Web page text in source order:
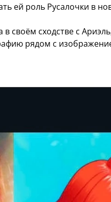
ей роль Русалочки в
своём сходстве с
рядом с